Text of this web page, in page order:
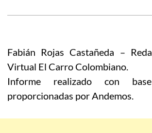
Fabián Rojas Castañeda –
Virtual El Carro Colombiano.
Informe realizado con
proporcionadas por Andemos.